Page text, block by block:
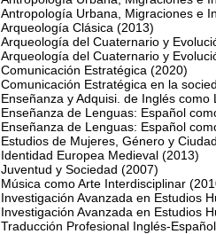
Antropología Urbana, Migraciones e
Arqueología Clásica (2013)
Arqueología del Cuaternario y
Arqueología del Cuaternario y
Comunicación Estratégica (2020)
Comunicación Estratégica en la
Enseñanza y Adquisi. de Inglés
Enseñanza de Lenguas: Español
Enseñanza de Lenguas: Español
Estudios de Mujeres, Género y
Identidad Europea Medieval (2013)
Juventud y Sociedad (2007)
Música como Arte Interdisciplinar
Investigación Avanzada en Estudios
Investigación Avanzada en Estudios
Traducción Profesional Inglés-